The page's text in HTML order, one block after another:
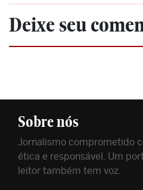
Deixe seu
Sobre nós
Jornalismo comprometido
ética e responsável. Um
leitor também tem voz.